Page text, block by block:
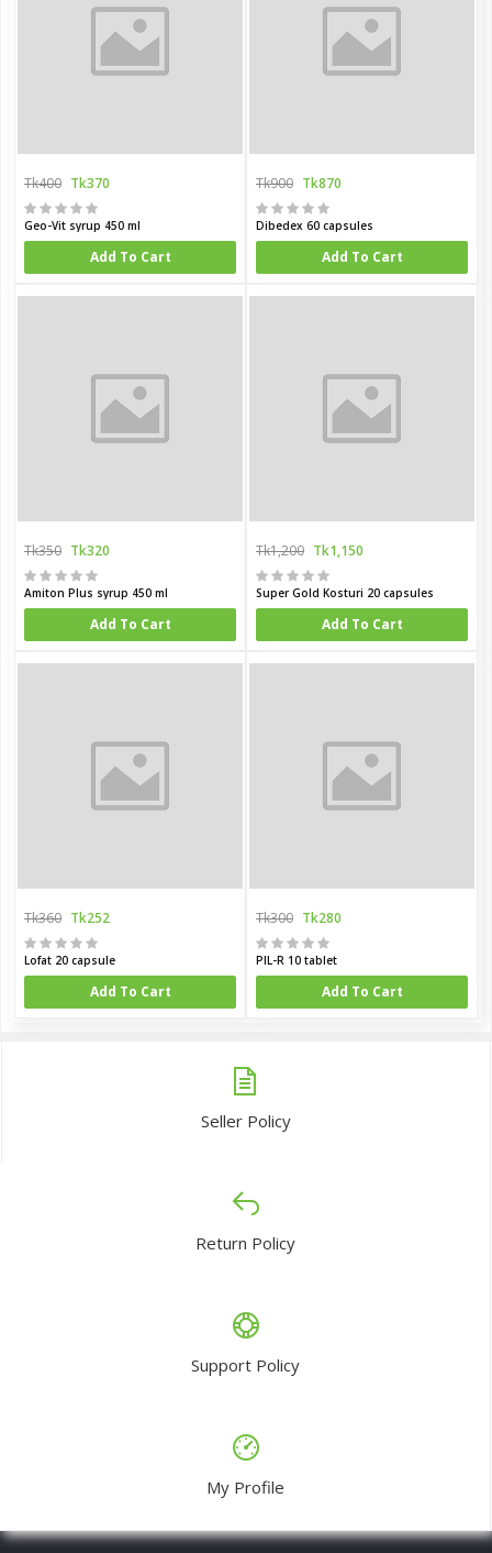
Tk400 Tk370
Geo-Vit syrup 450 ml
Add To Cart
Tk900 Tk870
Dibedex 60 capsules
Add To Cart
Tk350 Tk320
Amiton Plus syrup 450 ml
Add To Cart
Tk1,200 Tk1,150
Super Gold Kosturi 20 capsules
Add To Cart
Tk360 Tk252
Lofat 20 capsule
Add To Cart
Tk300 Tk280
PIL-R 10 tablet
Add To Cart
Seller Policy
Return Policy
Support Policy
My Profile